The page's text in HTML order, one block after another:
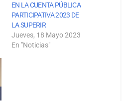
EN LA CUENTA PÚBLICA
PARTICIPATIVA 2023 DE
LA SUPERIR
Jueves, 18 Mayo 2023
En "Noticias"